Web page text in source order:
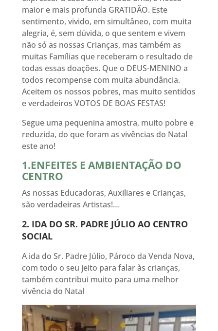
maior e mais profunda GRATIDÃO. Este
sentimento, vivido, em simultâneo, com muita
alegria, é, sem dúvida, o que sentem e vivem
não só as nossas Crianças, mas também as
muitas Famílias que receberam o resultado de
todas essas doações. Que o DEUS-MENINO a
todos recompense com muita abundância.
Aceitem os nossos pobres, mas muito sentidos
e verdadeiros VOTOS DE BOAS FESTAS!
Segue uma pequenina amostra, muito pobre e
reduzida, do que foram as vivências do Natal
este ano!
1.ENFEITES E AMBIENTAÇÃO DO
CENTRO
As nossas Educadoras, Auxiliares e Crianças,
são verdadeiras Artistas!…
2. IDA DO SR. PADRE JÚLIO AO CENTRO
SOCIAL
A ida do Sr. Padre Júlio, Pároco da Venda Nova,
com todo o seu jeito para falar às crianças,
também contribui muito para uma melhor
vivência do Natal